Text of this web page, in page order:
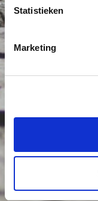
Statistieken
Marketing